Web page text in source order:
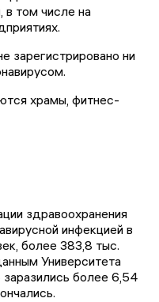
в том числе на
зарегистрировано ни
храмы, фитнес-
здравоохранения
инфекцией в
более 383,8 тыс.
Университета
более 6,54